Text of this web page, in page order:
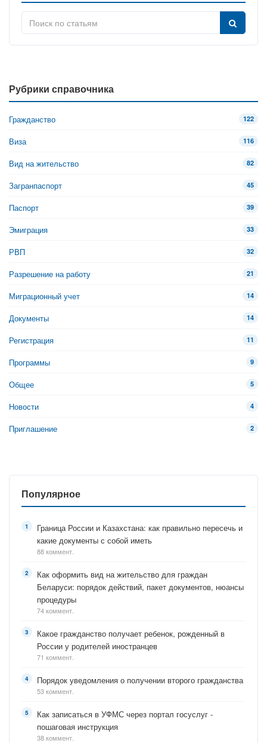
Рубрики справочника
Гражданство 122
Виза 116
Вид на жительство 82
Загранпаспорт 45
Паспорт 39
Эмиграция 33
РВП 32
Разрешение на работу 21
Миграционный учет 14
Документы 14
Регистрация 11
Программы 9
Общее 5
Новости 4
Приглашение 2
Популярное
Граница России и Казахстана: как правильно пересечь и
какие документы с собой иметь
88 коммент.
Как оформить вид на жительство для граждан
Беларуси: порядок действий, пакет документов, нюансы
процедуры
74 коммент.
Какое гражданство получает ребенок, рожденный в
России у родителей иностранцев
71 коммент.
Порядок уведомления о получении второго гражданства
53 коммент.
Как записаться в УФМС через портал госуслуг -
пошаговая инструкция
38 коммент.